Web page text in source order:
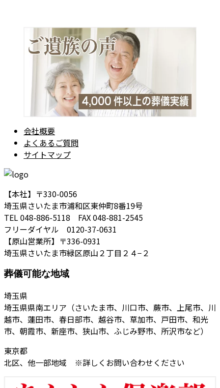
会社概要
よくあるご質問
サイトマップ
【本社】〒330-0056
埼玉県さいたま市浦和区東仲町8番19号
TEL 048-886-5118 FAX 048-881-2545
フリーダイヤル 0120-37-0631
【原山営業所】〒336-0931
埼玉県さいたま市緑区原山２丁目２４−２
葬儀可能な地域
埼玉県
埼玉県県南エリア（さいたま市、川口市、蕨市、上尾市、川
越市、蓮田市、春日部市、越谷市、草加市、戸田市、和光
市、朝霞市、新座市、狭山市、ふじみ野市、所沢市など）
東京都
北区、他一部地域 ※詳しくお問い合わせください